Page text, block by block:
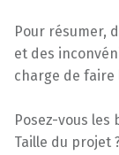
Pour résumer,
et des
charge de faire
Posez-vous les
Taille du projet